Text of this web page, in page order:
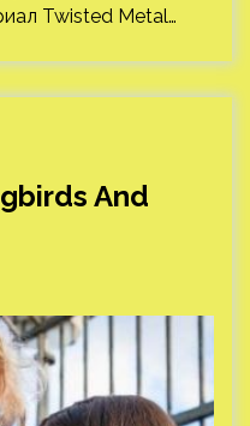
Twisted Metal…
And